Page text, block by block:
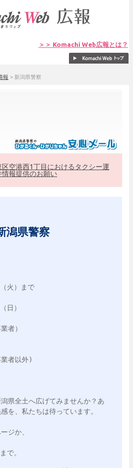
＞＞ Komachi Web広報とは？
報 > 新潟県警察
区空港西1丁目におけるタクシー運
報提供のお願い
潟県警察
火）まで
日）
者）
業者以外)
県全土へ広げてみませんか？あ
を、私たちは待っています。
ジか、
で。